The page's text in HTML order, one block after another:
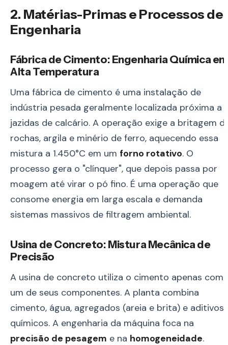
2. Matérias-Primas e Processos de
Engenharia
Fábrica de Cimento: Engenharia Química em
Alta Temperatura
Uma fábrica de cimento é uma instalação de
indústria pesada geralmente localizada próxima a
jazidas de calcário. A operação exige a britagem
rochas, argila e minério de ferro, aquecendo essa
mistura a 1.450°C em um forno rotativo. O
processo gera o "clínquer", que depois passa por
moagem até virar o pó fino. É uma operação que
consome energia em larga escala e demanda
sistemas massivos de filtragem ambiental.
Usina de Concreto: Mistura Mecânica de
Precisão
A usina de concreto utiliza o cimento apenas
um de seus componentes. A planta combina
cimento, água, agregados (areia e brita) e aditivos
químicos. A engenharia da máquina foca na
precisão de pesagem e na homogeneidade.